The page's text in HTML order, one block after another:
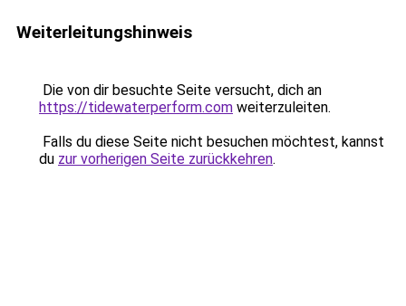
Weiterleitungshinweis
Die von dir besuchte Seite versucht, dich an
https://tidewaterperform.com weiterzuleiten.
Falls du diese Seite nicht besuchen möchtest, kannst
du zur vorherigen Seite zurückkehren.